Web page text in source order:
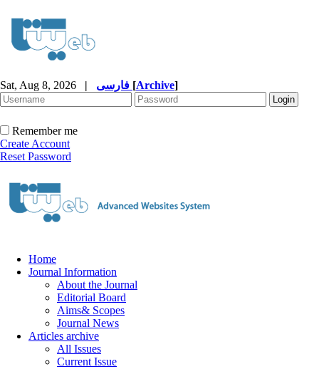
Sat, Aug 8, 2026 | [Archive]
Remember me
Create Account
Reset Password
Home
Journal Information
About the Journal
Editorial Board
Aims& Scopes
Journal News
Articles archive
All Issues
Current Issue